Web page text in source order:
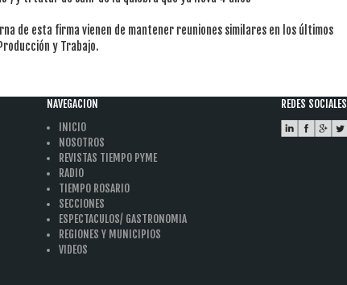
de esta firma vienen de mantener reuniones similares en los últimos
y Trabajo.
NAVEGACION
INICIO
NOSOTROS
REVISTAS TIEMPO PYME
RADIO
TIEMPO ROSARIO
SECCIONES
ESPECTACULOS/ GASTRONOMIA
REGIONES Y MUNICIPIOS
VIDEOS
REDES SOCIALES